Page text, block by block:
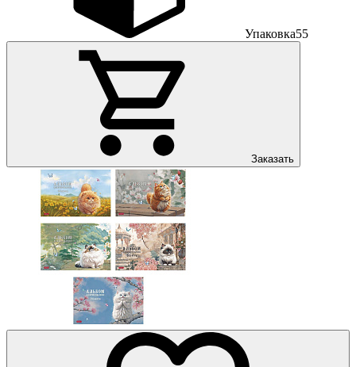
Упаковка55
Заказать